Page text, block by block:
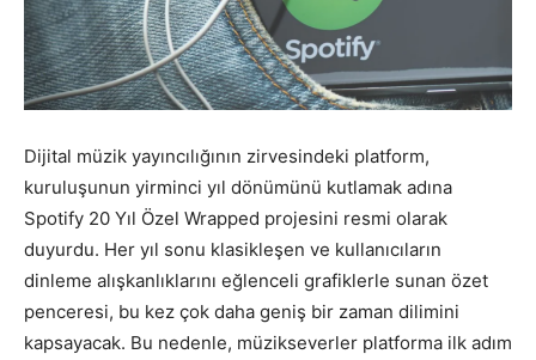
Dijital müzik yayıncılığının zirvesindeki platform,
kuruluşunun yirminci yıl dönümünü kutlamak adına
Spotify 20 Yıl Özel Wrapped projesini resmi olarak
duyurdu. Her yıl sonu klasikleşen ve kullanıcıların
dinleme alışkanlıklarını eğlenceli grafiklerle sunan özet
penceresi, bu kez çok daha geniş bir zaman dilimini
kapsayacak. Bu nedenle, müzikseverler platforma ilk adım